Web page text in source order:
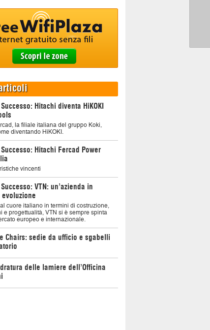
Hitachi diventa HiKOKI
la filiale italiana del gruppo Koki,
diventando HiKOKI.
Hitachi Fercad Power
vincenti
VTN: un’azienda in
cuore italiano in termini di costruzione,
e progettualità, VTN si è sempre spinta
europeo e internazionale.
Chairs: sedie da ufficio e sgabelli
delle lamiere dell’Officina